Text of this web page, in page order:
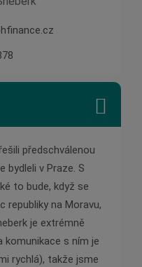
předschválenou
bydleli v Praze. S
to bude, když se
republiky na Moravu,
je extrémně
komunikace s ním je
rychlá), takže jsme